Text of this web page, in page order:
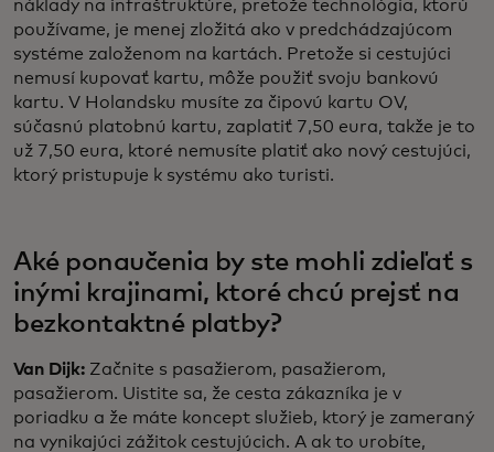
náklady na infraštruktúre, pretože technológia, ktorú
používame, je menej zložitá ako v predchádzajúcom
systéme založenom na kartách. Pretože si cestujúci
nemusí kupovať kartu, môže použiť svoju bankovú
kartu. V Holandsku musíte za čipovú kartu OV,
súčasnú platobnú kartu, zaplatiť 7,50 eura, takže je to
už 7,50 eura, ktoré nemusíte platiť ako nový cestujúci,
ktorý pristupuje k systému ako turisti.
Aké ponaučenia by ste mohli zdieľať s
inými krajinami, ktoré chcú prejsť na
bezkontaktné platby?
Van Dijk: Začnite s pasažierom, pasažierom,
pasažierom. Uistite sa, že cesta zákazníka je v
poriadku a že máte koncept služieb, ktorý je zameraný
na vynikajúci zážitok cestujúcich. A ak to urobíte,